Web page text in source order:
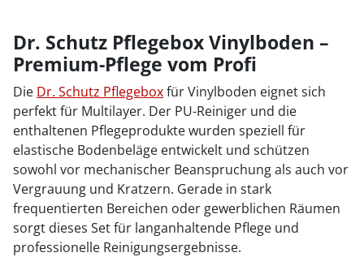
Dr. Schutz Pflegebox Vinylboden –
Premium-Pflege vom Profi
Die Dr. Schutz Pflegeboxfür Vinylboden eignet sich
perfekt für Multilayer. Der PU-Reiniger und die
enthaltenen Pflegeprodukte wurden speziell für
elastische Bodenbeläge entwickelt und schützen
sowohl vor mechanischer Beanspruchung als auch vor
Vergrauung und Kratzern. Gerade in stark
frequentierten Bereichen oder gewerblichen Räumen
sorgt dieses Set für langanhaltende Pflege und
professionelle Reinigungsergebnisse.